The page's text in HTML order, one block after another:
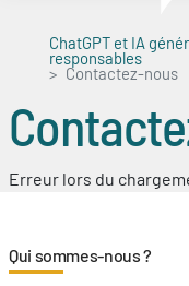
ChatGPT et IA
responsables
Contactez-nous
Erreur lors du
Qui sommes-nous ?